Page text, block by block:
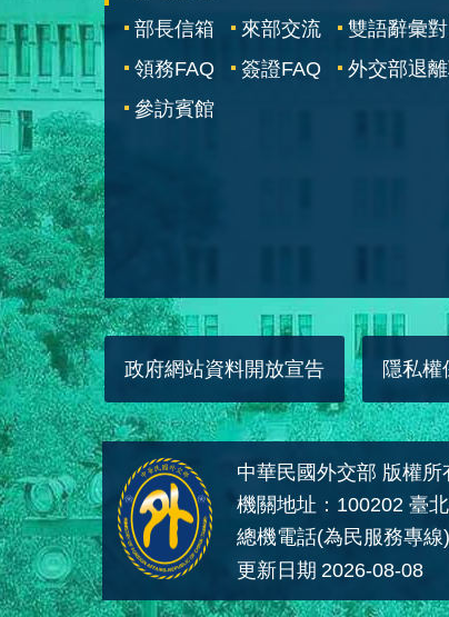
部長信箱 來部交流 雙語辭彙
領務FAQ
簽證FAQ 外交部退
參訪賓館
政府網站資料開放宣告 隱私權
中華民國外交部 版權
機關地址：100202 臺
總機電話(為民服務專線
更新日期 2026-08-08